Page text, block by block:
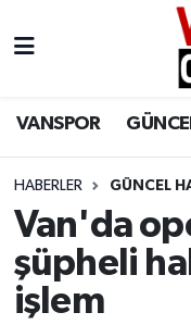
VANSPOR
HABERLER GÜNCEL
Van'da
şüpheli
işlem
Siyaset
Ekonomi
Sağlık
Van Nöbetçi
Van Namaz
Van Trafik
Süper Lig Puan